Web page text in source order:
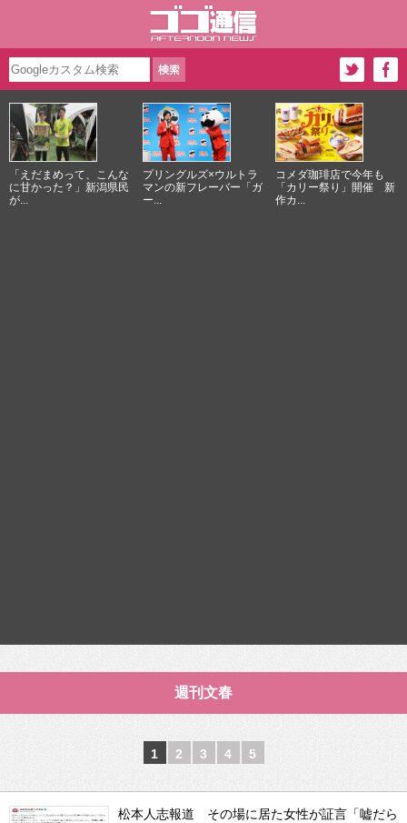
「えだまめって、こんな
に甘かった？」新潟県民
が...
プリングルズ×ウルトラ
マンの新フレーバー「ガ
ー...
コメダ珈琲店で今年も
「カリー祭り」開催 新
作カ...
週刊文春
1 2 3 4 5
松本人志報道 その場に居た女性が証言「嘘だら